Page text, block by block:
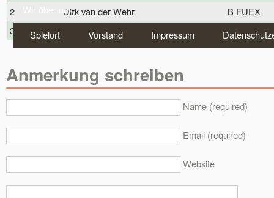
Wir über uns
Spielort
Vorstand Impressum
2
Dirk van der Wehr
B FUEX
3
Gerald Pfleger HH FUBU
Anmerkung schreiben
Name (required)
Email (required)
Website